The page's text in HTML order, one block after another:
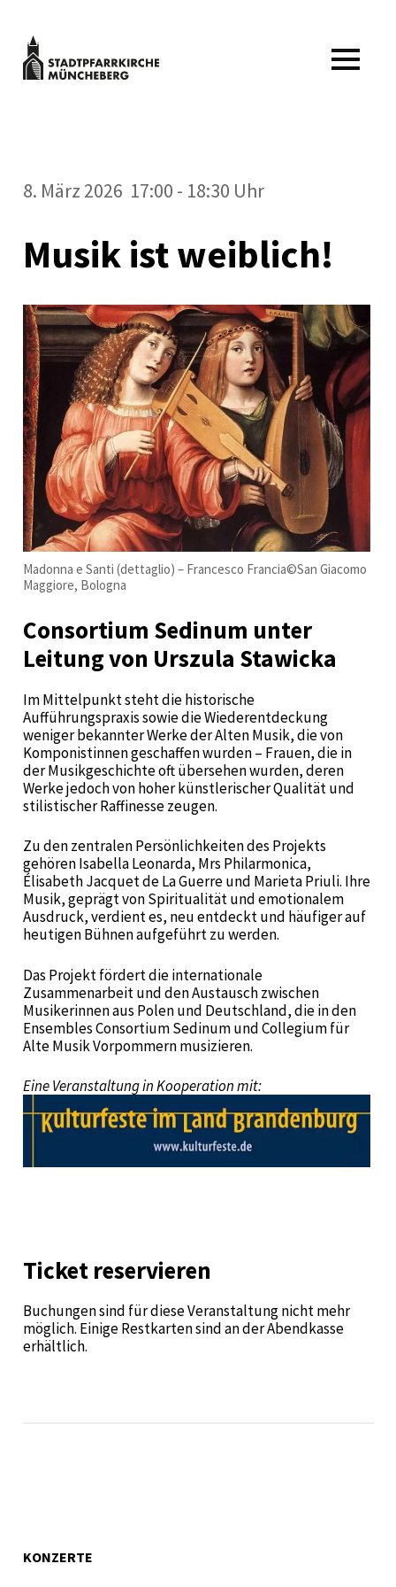
springen
Stadtpfarrkirche
MENÜ
8. März 2026 17:00 - 18:30 Uhr
Musik ist weiblich!
Madonna e Santi (dettaglio) – Francesco Francia©San Giacomo
Maggiore, Bologna
Consortium Sedinum unter
Leitung von Urszula Stawicka
Im Mittelpunkt steht die historische
Aufführungspraxis sowie die Wiederentdeckung
weniger bekannter Werke der Alten Musik, die von
Komponistinnen geschaffen wurden – Frauen, die in
der Musikgeschichte oft übersehen wurden, deren
Werke jedoch von hoher künstlerischer Qualität und
stilistischer Raffinesse zeugen.
Zu den zentralen Persönlichkeiten des Projekts
gehören Isabella Leonarda, Mrs Philarmonica,
Élisabeth Jacquet de La Guerre und Marieta Priuli. Ihre
Musik, geprägt von Spiritualität und emotionalem
Ausdruck, verdient es, neu entdeckt und häufiger auf
heutigen Bühnen aufgeführt zu werden.
Das Projekt fördert die internationale
Zusammenarbeit und den Austausch zwischen
Musikerinnen aus Polen und Deutschland, die in den
Ensembles Consortium Sedinum und Collegium für
Alte Musik Vorpommern musizieren.
Eine Veranstaltung in Kooperation mit:
Ticket reservieren
Buchungen sind für diese Veranstaltung nicht mehr
möglich. Einige Restkarten sind an der Abendkasse
erhältlich.
KONZERTE